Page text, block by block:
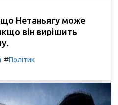
Нетаньягу може
він вирішить
#Політик